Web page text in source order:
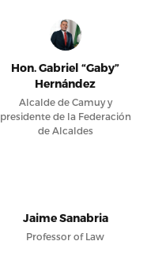
Hon. Gabriel “Gaby”
Hernández
Alcalde de Camuy y
presidente de la Federación
de Alcaldes
Jaime Sanabria
Professor of Law